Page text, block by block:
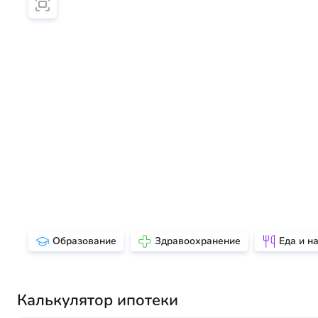
Образование Здравоохранение Еда и
Калькулятор ипотеки